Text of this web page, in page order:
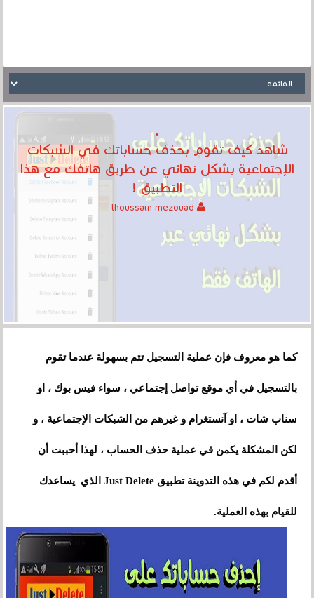
شاهد كيف تقوم بحذف حساباتك في الشبكات
الإجتماعية بشكل نهائي عن طريق هاتفك مع هذا
التطبيق !‎
كما هو معروف فإن عملية التسجيل تتم بسهولة عندما تقوم
بالتسجيل في أي موقع تواصل إجتماعي ، سواء فيس بوك ، او
سناب شات ، او آنستغرام و غيرهم من الشبكات الإجتماعية ، و
لكن المشكلة يكمن في عملية حذف الحساب، لهذا أحببت أن
أقدم لكم في هذه التدوينة تطبيق Just Delete الذي يساعدك
للقيام بهذه العملية.